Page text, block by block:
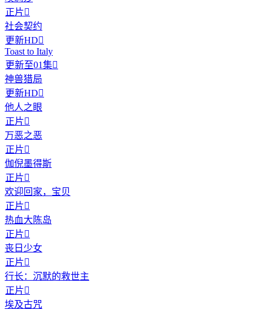
正片
社会契约
更新HD
Toast to Italy
更新至01集
神兽猎局
更新HD
他人之眼
正片
万恶之恶
正片
伽倪墨得斯
正片
欢迎回家，宝贝
正片
热血大陈岛
正片
丧日少女
正片
行长：沉默的救世主
正片
埃及古咒